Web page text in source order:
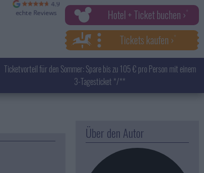
Hotel + Ticket buchen ›
Tickets kaufen ›
Ticketvorteil für den Sommer: Spare bis zu 105 € pro Person mit einem
3-Tagesticket */**
Über den Autor